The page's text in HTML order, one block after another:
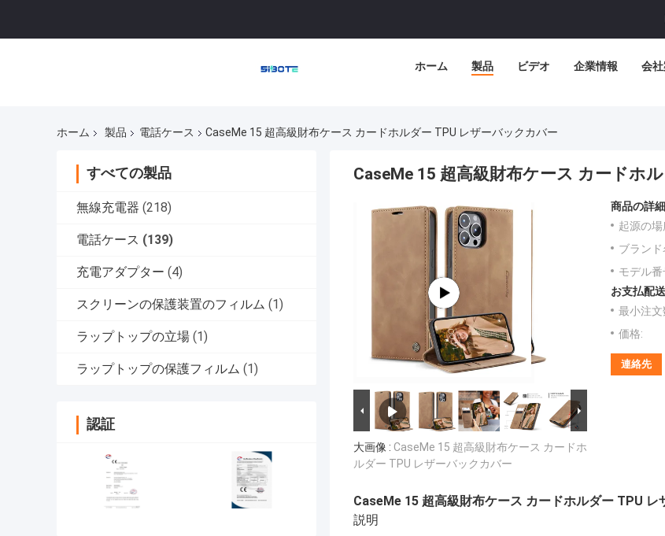
ホーム 製品 ビデオ 企業情報 会
ホーム 製品 電話ケース CaseMe 15 超高級財布ケース カードホルダー TPU レザーバックカバー
すべての製品
無線充電器 (218)
電話ケース (139)
充電アダプター (4)
スクリーンの保護装置のフィルム (1)
ラップトップの立場 (1)
ラップトップの保護フィルム (1)
認証
CaseMe 15 超高級財布ケース カードホ
大画像 : CaseMe 15 超高級財布ケース カードホ
ルダー TPU レザーバックカバー
商品の詳
起源の場
ブランド
モデル番
お支払配
最小注文
価格:
連絡先
CaseMe 15 超高級財布ケース カードホルダー TPU レ
説明